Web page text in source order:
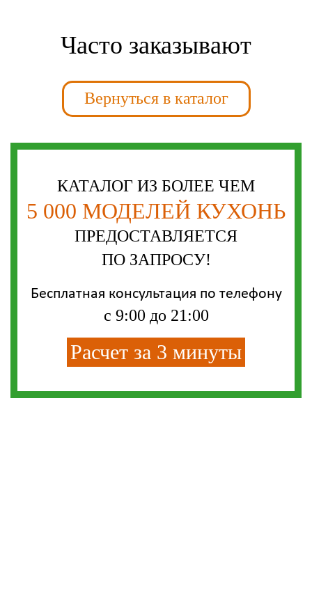
Часто заказывают
Вернуться в каталог
КАТАЛОГ ИЗ БОЛЕЕ ЧЕМ
5 000 МОДЕЛЕЙ КУХОНЬ
ПРЕДОСТАВЛЯЕТСЯ
ПО ЗАПРОСУ!
Бесплатная консультация по телефону
с 9:00 до 21:00
Расчет за 3 минуты